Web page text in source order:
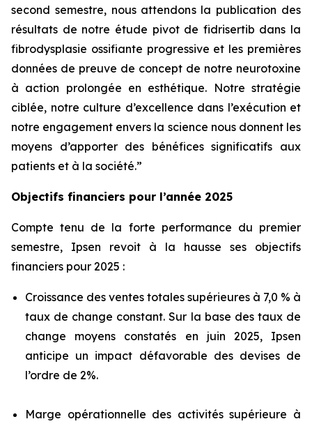
second semestre, nous attendons la publication des
résultats de notre étude pivot de fidrisertib dans la
fibrodysplasie ossifiante progressive et les premières
données de preuve de concept de notre neurotoxine
à action prolongée en esthétique. Notre stratégie
ciblée, notre culture d’excellence dans l’exécution et
notre engagement envers la science nous donnent les
moyens d’apporter des bénéfices significatifs aux
patients et à la société.”
Objectifs financiers pour l’année 2025
Compte tenu de la forte performance du premier
semestre, Ipsen revoit à la hausse ses objectifs
financiers pour 2025 :
Croissance des ventes totales supérieures à 7,0 % à
taux de change constant. Sur la base des taux de
change moyens constatés en juin 2025, Ipsen
anticipe un impact défavorable des devises de
l’ordre de 2%.
Marge opérationnelle des activités supérieure à